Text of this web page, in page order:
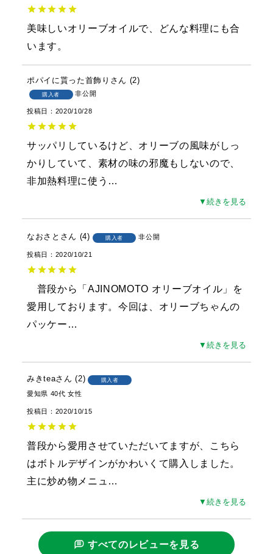
美味しいオリーブオイルで、どんな料理にも合
います。
ポパイに貰った首飾り 2
購入者 非公開
投稿日 2020/10/28
サッパリしているけど、オリーブの風味がしっ
かりしていて、素材の味の邪魔もしないので、
非加熱料理に使う …
▼続きを見る
なおさと 4 購入者 非公開
投稿日 2020/10/21
普段から「AJINOMOTO オリーブオイル」を
愛用しております。今回は、オリーブちゃんの
パッケー …
▼続きを見る
みきtea 2 購入者
愛知県 40代 女性
投稿日 2020/10/15
普段から愛用させていただいてますが、こちら
はボトルデザインがかわいくて購入しました。
主に炒め物メニュ …
▼続きを見る
すべてのレビューを見る